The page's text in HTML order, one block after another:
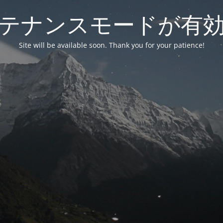
ナンスモードが有
Site will be available soon. Thank you for your patience!